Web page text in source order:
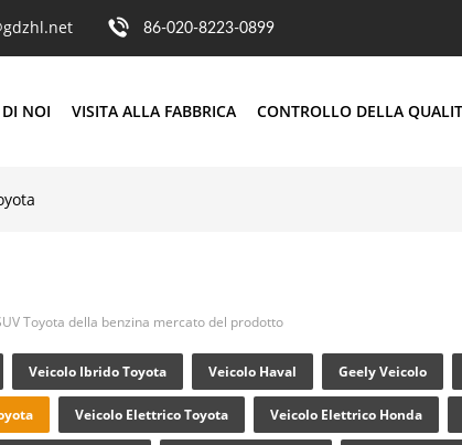
86-020-8223-0899
NOI VISITA ALLA FABBRICA CONTROLLO DELLA
Toyota della benzina mercato del prodotto
Veicolo Ibrido Toyota Veicolo Haval Geely Veicolo
Veicolo Elettrico Toyota Veicolo Elettrico Honda